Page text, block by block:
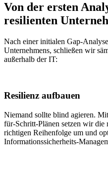
Von der ersten
resilienten
Nach einer initialen Gap-
Unternehmens, schließen wir
außerhalb der IT:
Resilienz aufbauen
Niemand sollte blind agieren.
für-Schritt-Plänen setzen wir
richtigen Reihenfolge um und
Informationssicherheits-